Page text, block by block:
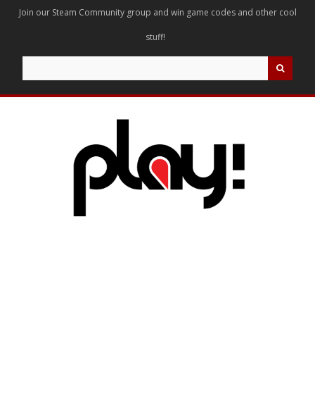
Join our Steam Community group and win game codes and other cool
stuff!
for: